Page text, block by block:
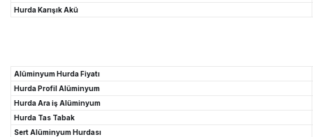
Hurda Karışık Akü
Alüminyum Hurda Fiyatı
Hurda Profil Alüminyum
Hurda Ara iş Alüminyum
Hurda Tas Tabak
Sert Alüminyum Hurdası